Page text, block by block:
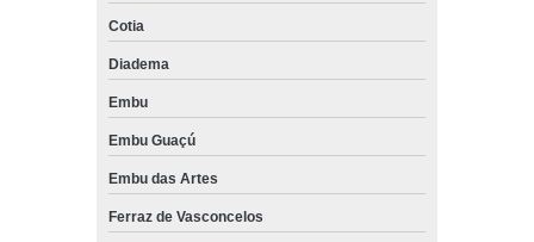
Cotia
Diadema
Embu
Embu Guaçú
Embu das Artes
Ferraz de Vasconcelos